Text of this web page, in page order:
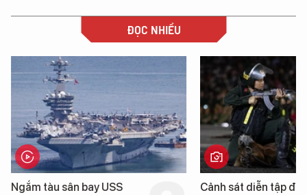
ĐỌC NHIỀU
Cảnh sát diễn tập đấu Cận cảnh chiến hạm